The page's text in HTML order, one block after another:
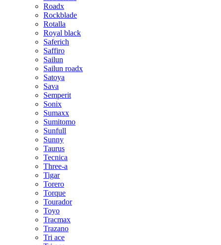
Roadx
Rockblade
Rotalla
Royal black
Saferich
Saffiro
Sailun
Sailun roadx
Satoya
Sava
Semperit
Sonix
Sumaxx
Sumitomo
Sunfull
Sunny
Taurus
Tecnica
Three-a
Tigar
Torero
Torque
Tourador
Toyo
Tracmax
Trazano
Tri ace